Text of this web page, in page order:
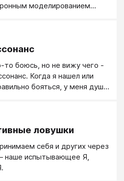
моделированием
то боюсь, но не вижу чего -
Когда я нашел или
бояться, у меня душа
ловушки
себя и других через
наше испытывающее Я,